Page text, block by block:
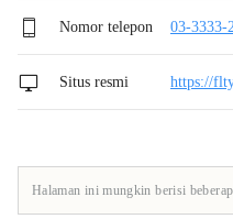
Nomor telepon 03-3333-
Situs resmi https://
Halaman ini mungkin berisi